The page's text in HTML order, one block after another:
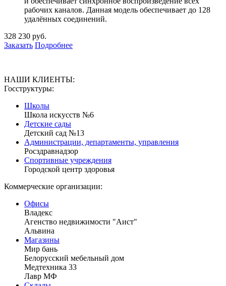
рабочих каналов. Данная модель обеспечивает до 128
удалённых соединений.
328 230 руб.
Заказать Подробнее
НАШИ КЛИЕНТЫ:
Госструктуры:
Школы
Школа искусств №6
Детские сады
Детский сад №13
Администрации, департаменты, управления
Росздравнадзор
Спортивные учреждения
Городской центр здоровья
Коммерческие организации:
Офисы
Владекс
Агенство недвижимости "Аист"
Альвина
Магазины
Мир бань
Белорусский мебельный дом
Медтехника 33
Лавр МФ